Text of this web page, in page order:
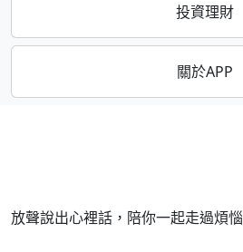
投資理財
關於APP
放聲說出心裡話，陪你一起走過煩惱